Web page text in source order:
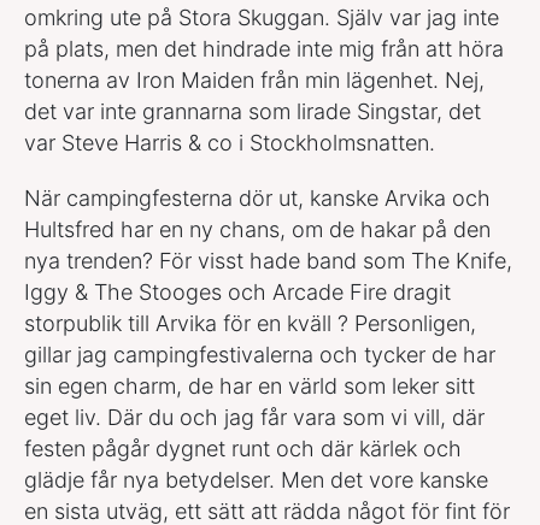
omkring ute på Stora Skuggan. Själv var jag inte
på plats, men det hindrade inte mig från att höra
tonerna av Iron Maiden från min lägenhet. Nej,
det var inte grannarna som lirade Singstar, det
var Steve Harris & co i Stockholmsnatten.
När campingfesterna dör ut, kanske Arvika och
Hultsfred har en ny chans, om de hakar på den
nya trenden? För visst hade band som The Knife,
Iggy & The Stooges och Arcade Fire dragit
storpublik till Arvika för en kväll ? Personligen,
gillar jag campingfestivalerna och tycker de har
sin egen charm, de har en värld som leker sitt
eget liv. Där du och jag får vara som vi vill, där
festen pågår dygnet runt och där kärlek och
glädje får nya betydelser. Men det vore kanske
en sista utväg, ett sätt att rädda något för fint för